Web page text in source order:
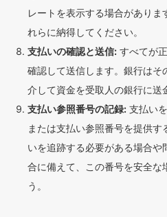
レートを表示する場合がありま
れらに納得してください。
支払いの確認と送信: すべてが
確認して送信します。銀行はそ
介して資金を受取人の銀行に送
支払い参照番号の記録: 支払い
または支払い参照番号を提供
いを追跡する必要がある場合
合に備えて、この番号を安全な
う。